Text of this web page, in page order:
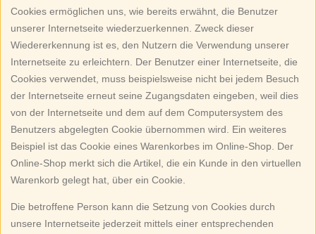
Cookies ermöglichen uns, wie bereits erwähnt, die Benutzer
unserer Internetseite wiederzuerkennen. Zweck dieser
Wiedererkennung ist es, den Nutzern die Verwendung unserer
Internetseite zu erleichtern. Der Benutzer einer Internetseite, die
Cookies verwendet, muss beispielsweise nicht bei jedem Besuch
der Internetseite erneut seine Zugangsdaten eingeben, weil dies
von der Internetseite und dem auf dem Computersystem des
Benutzers abgelegten Cookie übernommen wird. Ein weiteres
Beispiel ist das Cookie eines Warenkorbes im Online-Shop. Der
Online-Shop merkt sich die Artikel, die ein Kunde in den virtuellen
Warenkorb gelegt hat, über ein Cookie.
Die betroffene Person kann die Setzung von Cookies durch
unsere Internetseite jederzeit mittels einer entsprechenden